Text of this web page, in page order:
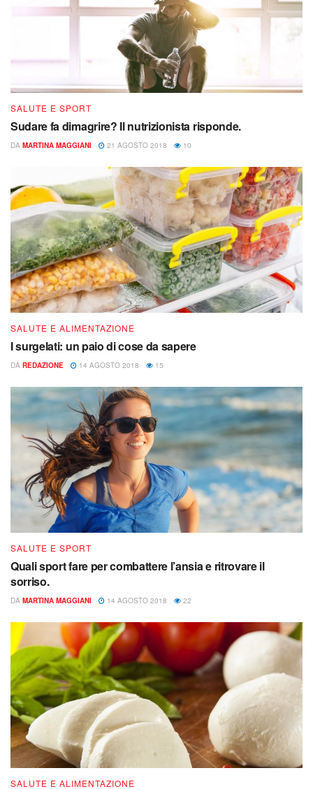
SALUTE E SPORT
Sudare fa dimagrire? Il nutrizionista risponde.
DA MARTINA MAGGIANI 21 AGOSTO 2018 10
SALUTE E ALIMENTAZIONE
I surgelati: un paio di cose da sapere
DA REDAZIONE 14 AGOSTO 2018 15
SALUTE E SPORT
Quali sport fare per combattere l’ansia e ritrovare il
sorriso.
DA MARTINA MAGGIANI 14 AGOSTO 2018 22
SALUTE E ALIMENTAZIONE